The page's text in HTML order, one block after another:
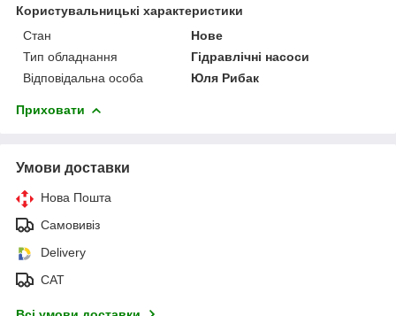
Користувальницькі характеристики
Стан
Нове
Тип обладнання
Гідравлічні насоси
Відповідальна особа
Юля Рибак
Приховати
Умови доставки
Нова Пошта
Самовивіз
Delivery
САТ